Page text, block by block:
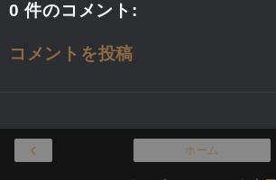
0 件のコメント:
コメントを投稿
‹ ホーム